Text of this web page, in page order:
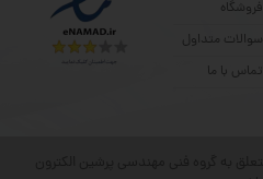
فروشگاه
سوالات متداول
تماس با ما